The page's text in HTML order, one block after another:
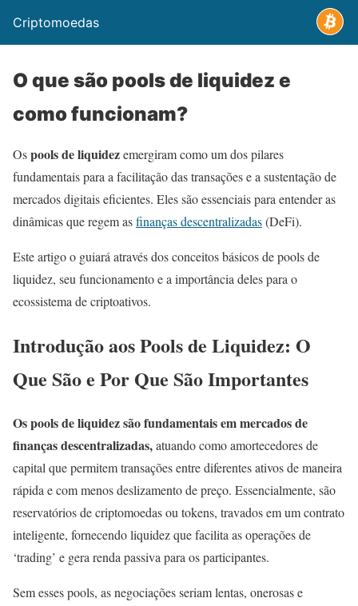
Criptomoedas
O que são pools de liquidez e
como funcionam?
Ospools de liquidezemergiram como um dos pilares
fundamentais para a facilitação das transações e a sustentação de
mercados digitais eficientes. Eles são essenciais para entender as
dinâmicas que regem asfinanças descentralizadas(DeFi).
Este artigo o guiará através dos conceitos básicos de pools de
liquidez, seu funcionamento e a importância deles para o
ecossistema de criptoativos.
Introdução aos Pools de Liquidez: O
Que São e Por Que São Importantes
Os pools de liquidez são fundamentais em mercados de
finanças descentralizadas,atuando como amortecedores de
capital que permitem transações entre diferentes ativos de maneira
rápida e com menos deslizamento de preço. Essencialmente, são
reservatórios de criptomoedas ou tokens, travados em um contrato
inteligente, fornecendo liquidez que facilita as operações de
‘trading’ e gera renda passiva para os participantes.
Sem esses pools, as negociações seriam lentas, onerosas e